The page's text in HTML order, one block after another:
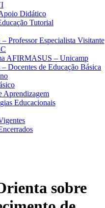
Didático
Tutorial
Professor Especialista Visitante
AFIRMASUS – Unicamp
Docentes de Educação Básica
Aprendizagem
Educacionais
sobre